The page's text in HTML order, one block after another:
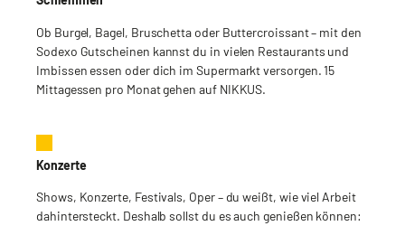
Ob Burgel, Bagel, Bruschetta oder Buttercroissant – mit den
Sodexo Gutscheinen kannst du in vielen Restaurants und
Imbissen essen oder dich im Supermarkt versorgen. 15
Mittagessen pro Monat gehen auf NIKKUS.
Konzerte
Shows, Konzerte, Festivals, Oper – du weißt, wie viel Arbeit
dahintersteckt. Deshalb sollst du es auch genießen können: